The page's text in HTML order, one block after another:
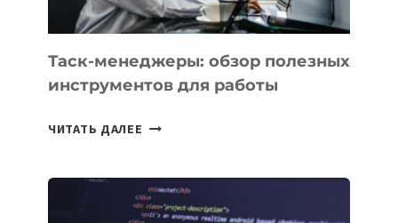
Таск-менеджеры: обзор полезных
инструментов для работы
ЧИТАТЬ ДАЛЕЕ ТАСК-
ПОЛЕЗНЫХ
ИНСТРУМЕНТОВ